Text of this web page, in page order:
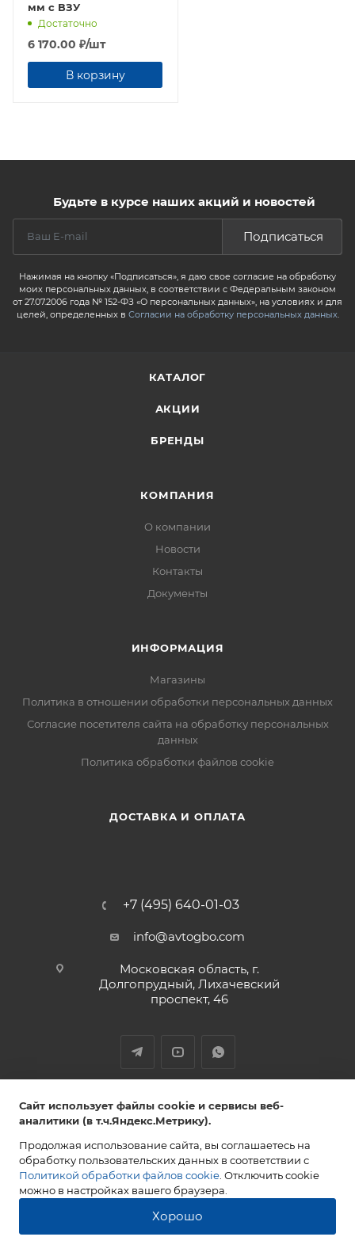
мм с ВЗУ
Достаточно
6 170.00 ₽/шт
В корзину
Будьте в курсе наших акций и новостей
Подписаться
Нажимая на кнопку «Подписаться», я даю свое согласие на обработку
моих персональных данных, в соответствии с Федеральным законом
от 27.07.2006 года № 152-ФЗ «О персональных данных», на условиях и для
целей, определенных в Согласии на обработку персональных данных.
КАТАЛОГ
АКЦИИ
БРЕНДЫ
КОМПАНИЯ
О компании
Новости
Контакты
Документы
ИНФОРМАЦИЯ
Магазины
Политика в отношении обработки персональных данных
Согласие посетителя сайта на обработку персональных
данных
Политика обработки файлов cookie
ДОСТАВКА И ОПЛАТА
+7 (495) 640-01-03
info@avtogbo.com
Московская область, г.
Долгопрудный, Лихачевский
проспект, 46
ИНН 027809108765 ОГРН 320028000053851
2013-2026 AVTOGBO.COM. Все права защищены
Сайт использует файлы cookie и сервисы веб-
аналитики (в т.ч.Яндекс.Метрику).
Продолжая использование сайта, вы соглашаетесь на
обработку пользовательских данных в соответствии с
Политикой обработки файлов cookie . Отключить cookie
можно в настройках вашего браузера.
Хорошо